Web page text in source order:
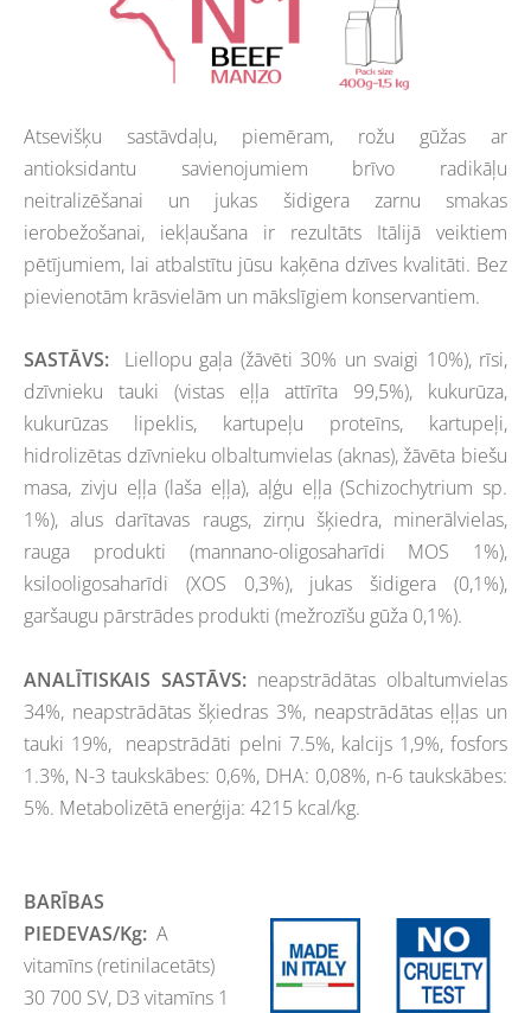
Atsevišķu sastāvdaļu, piemēram, rožu gūžas ar
antioksidantu savienojumiem brīvo radikāļu
neitralizēšanai un jukas šidigera zarnu smakas
ierobežošanai, iekļaušana ir rezultāts Itālijā veiktiem
pētījumiem, lai atbalstītu jūsu kaķēna dzīves kvalitāti. Bez
pievienotām krāsvielām un mākslīgiem konservantiem.
SASTĀVS:
Liellopu gaļa (žāvēti 30% un svaigi 10%), rīsi,
dzīvnieku tauki (vistas eļļa attīrīta 99,5%), kukurūza,
kukurūzas lipeklis, kartupeļu proteīns, kartupeļi,
hidrolizētas dzīvnieku olbaltumvielas (aknas), žāvēta biešu
masa, zivju eļļa (laša eļļa), aļģu eļļa (Schizochytrium sp.
1%), alus darītavas raugs, zirņu šķiedra, minerālvielas,
rauga produkti (mannano-oligosaharīdi MOS 1%),
ksilooligosaharīdi (XOS 0,3%), jukas šidigera (0,1%),
garšaugu pārstrādes produkti (mežrozīšu gūža 0,1%).
ANALĪTISKAIS SASTĀVS: neapstrādātas olbaltumvielas
34%, neapstrādātas šķiedras 3%, neapstrādātas eļļas un
tauki 19%, neapstrādāti pelni 7.5%, kalcijs 1,9%, fosfors
1.3%, N-3 taukskābes: 0,6%, DHA: 0,08%, n-6 taukskābes:
5%. Metabolizētā enerģija: 4215 kcal/kg.
BARĪBAS
PIEDEVAS/Kg: A
vitamīns (retinilacetāts)
30 700 SV, D3 vitamīns 1